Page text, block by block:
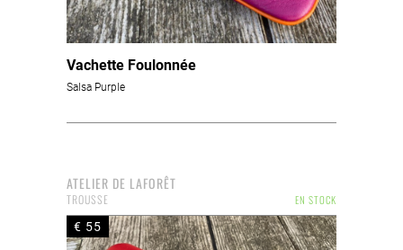
Vachette Foulonnée
Salsa Purple
ATELIER DE LAFORÊT
EN STOCK
TROUSSE
€ 55